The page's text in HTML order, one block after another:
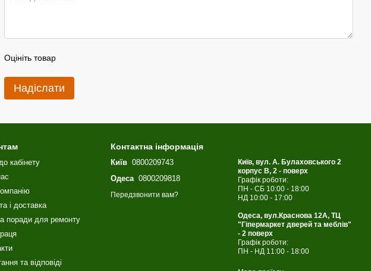
Оцініть товар
Надіслати
кабінету
і доставка
поради для ремонту
та відповіді
Контактна інформація
Київ 0800209743
Одеса0800209818
Передзвонити вам?
Київ, вул. А. Булаховського 2
корпус B, 2 - поверх
Графік роботи:
ПН - СБ 10:00 - 18:00
НД 10:00 - 17:00
Одеса, вул.Краснова 12А, ТЦ
"Гіпермаркет дверей та меблів"
- 2 поверх
Графік роботи:
ПН - НД 11:00 - 18:00